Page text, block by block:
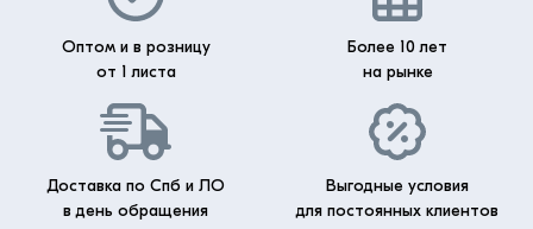
Оптом и в розницу
от 1 листа
Более 10 лет
на рынке
Доставка по Спб и ЛО
в день обращения
Выгодные условия
для постоянных клиентов